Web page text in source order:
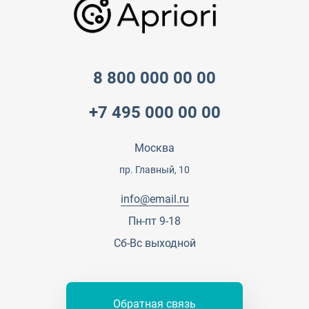
8 800 000 00 00
+7 495 000 00 00
Москва
пр. Главный, 10
info@email.ru
Пн-пт 9-18
Сб-Вс выходной
Обратная связь
Оптовым клиентам
Презентации и каталоги
Партнерская программа
Достижения и награды
Специалисты